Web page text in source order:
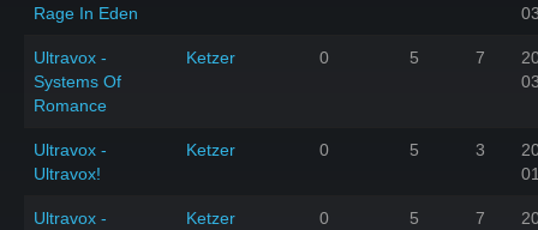
Rage In Eden
Ultravox -
Systems Of
Romance
Ketzer 0 5 7
Ultravox -
Ultravox!
Ketzer 0 5 3
Ultravox -
Ketzer 0 5 7